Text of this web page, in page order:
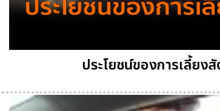
ประโยชน์ของการเลี้ยง